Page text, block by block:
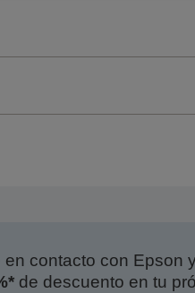
en contacto con Epson
de descuento en tu